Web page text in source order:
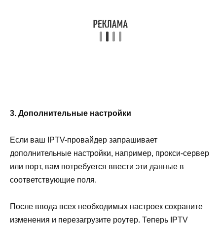
3. Дополнительные настройки
Если ваш IPTV-провайдер запрашивает
дополнительные настройки, например, прокси-сервер
или порт, вам потребуется ввести эти данные в
соответствующие поля.
После ввода всех необходимых настроек сохраните
изменения и перезагрузите роутер. Теперь IPTV